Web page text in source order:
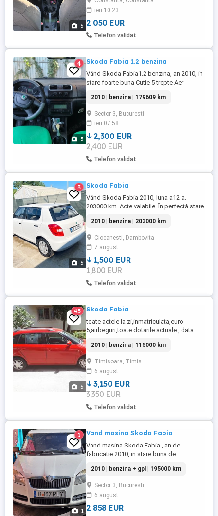
5
cameră activată la mersul cu spatele,
sistem audio, ITP valabil, acte în regulă,
gata de vânzare. Mașina ...
ieri 10:23
2 050 EUR
Telefon validat
5
4 Skoda Fabia 1.2 benzina
Vând Skoda Fabia1.2 benzina, an 2010, in
stare foarte buna Cutie 5 trepte Aer
Consum redus Mai multe detalii la telefon
2010 | benzina | 179609 km
Sector 3, Bucuresti
ieri 07:58
2,300 EUR
2,400 EUR
Telefon validat
5
3 Skoda Fabia
Vând Skoda Fabia 2010, luna a12-a.
203000 km. Acte valabile. În perfectă stare
2010 | benzina | 203000 km
Ciocanesti, Dambovita
7 august
1,500 EUR
1,800 EUR
Telefon validat
5
45 Skoda Fabia
toate actele la zi,inmatriculata,euro
5,airbeguri,toate dotarile actuale., data
combustibil: Benzina, consum: 5.60,
norma euro: euro 5, emisii CO2: 123 g km,
numar usi: 4 5, culoare: rosu, cutie de
viteze: 1, dotari: ABS, Geamuri electrice,
ESP, Închidere ...
2010 | benzina | 115000 km
Timisoara, Timis
6 august
3,150 EUR
3,350 EUR
Telefon validat
1
1 Vand masina Skoda Fabia
Vand masina Skoda Fabia , an de
fabricatie 2010, in stare buna de
berlina cu hayon , culoare alba, cutie
manuala, geamuri electrice fata, roata de
rezerva, detine intsalatie GPL. ITP valabil
pana in 23.07.2026
2010 | benzina + gpl | 195000 km
Sector 3, Bucuresti
6 august
2 858 EUR